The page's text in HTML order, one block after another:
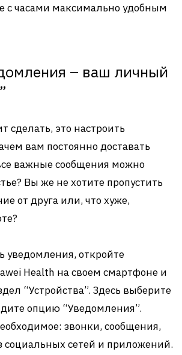
с часами максимально удобным
– ваш личный
сделать, это настроить
вам постоянно доставать
важные сообщения можно
Вы же не хотите пропустить
от друга или, что хуже,
уведомления, откройте
Health на своем смартфоне и
“Устройства”. Здесь выберите
опцию “Уведомления”.
звонки, сообщения,
социальных сетей и приложений.